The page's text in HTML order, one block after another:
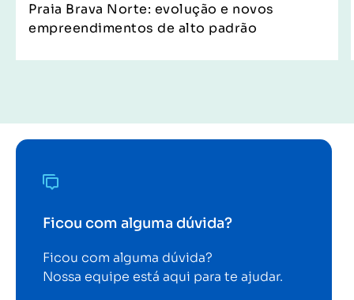
Praia Brava Norte: evolução e novos
empreendimentos de alto padrão
Ficou com alguma dúvida?
Ficou com alguma dúvida?
Nossa equipe está aqui para te ajudar.